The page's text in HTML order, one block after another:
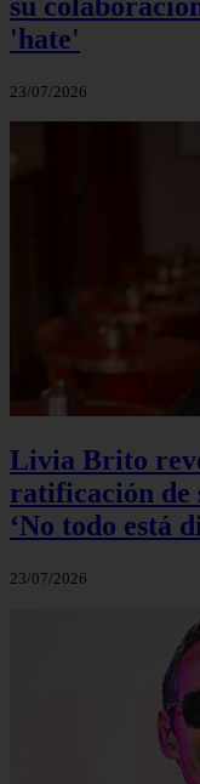
'hate'
23/07/2026
Livia Brito
ratificación de
‘No todo está
23/07/2026